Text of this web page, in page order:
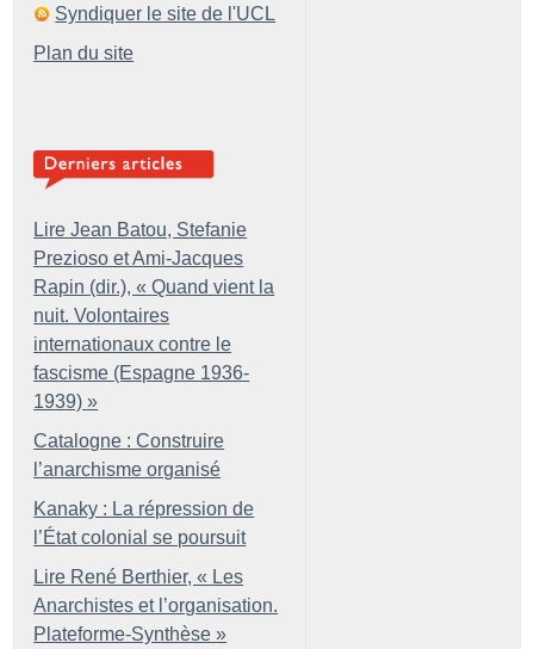
Syndiquer le site de l'UCL
Plan du site
Lire Jean Batou, Stefanie
Prezioso et Ami-Jacques
Rapin (dir.), « Quand vient la
nuit. Volontaires
internationaux contre le
fascisme (Espagne 1936-
1939) »
Catalogne : Construire
l’anarchisme organisé
Kanaky : La répression de
l’État colonial se poursuit
Lire René Berthier, « Les
Anarchistes et l’organisation.
Plateforme-Synthèse »